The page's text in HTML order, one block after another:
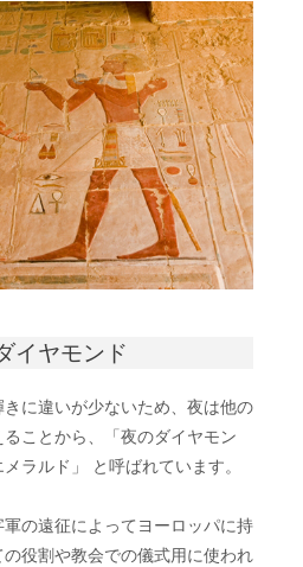
イヤモンド
に違いが少ないため、夜は他の
ことから、「夜のダイヤモン
ラルド」 と呼ばれています。
の遠征によってヨーロッパに持
役割や教会での儀式用に使われ